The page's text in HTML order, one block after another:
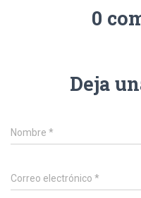
0
Deja
Nombre *
Correo electrónico *